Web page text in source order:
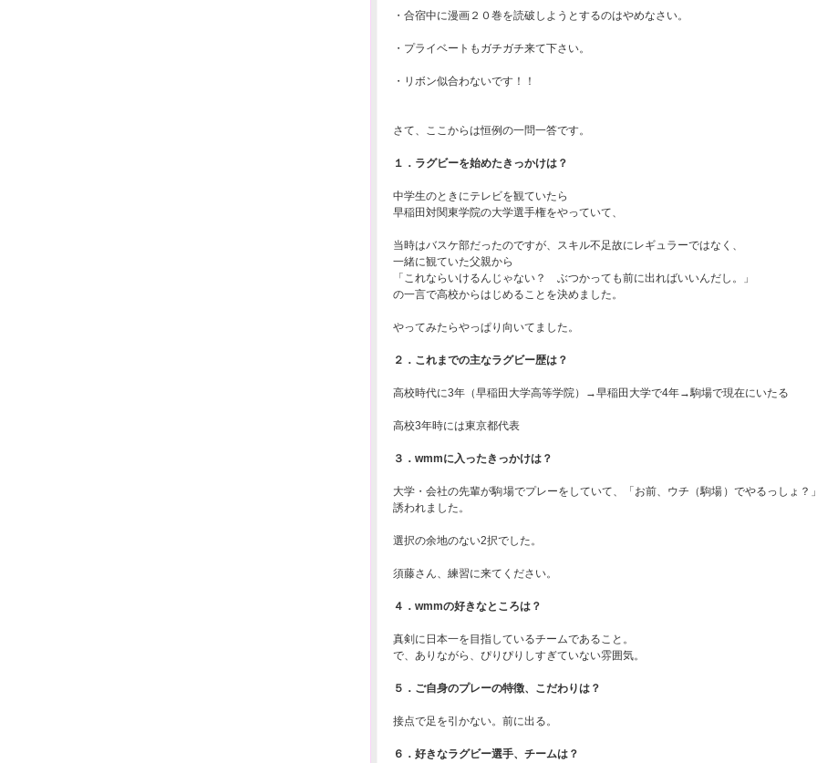
・合宿中に漫画２０巻を読破しようとするのはやめなさい。
・プライベートもガチガチ来て下さい。
・リボン似合わないです！！
さて、ここからは恒例の一問一答です。
１．ラグビーを始めたきっかけは？
中学生のときにテレビを観ていたら
早稲田対関東学院の大学選手権をやっていて、
当時はバスケ部だったのですが、スキル不足故にレギュラーではなく、
一緒に観ていた父親から
「これならいけるんじゃない？ ぶつかっても前に出ればいいんだし。」
の一言で高校からはじめることを決めました。
やってみたらやっぱり向いてました。
２．これまでの主なラグビー歴は？
高校時代に3年（早稲田大学高等学院）→早稲田大学で4年→駒場で現在にいたる
高校3年時には東京都代表
３．wmmに入ったきっかけは？
大学・会社の先輩が駒場でプレーをしていて、「お前、ウチ（駒場）でやるっしょ？
誘われました。
選択の余地のない2択でした。
須藤さん、練習に来てください。
４．wmmの好きなところは？
真剣に日本一を目指しているチームであること。
で、ありながら、ぴりぴりしすぎていない雰囲気。
５．ご自身のプレーの特徴、こだわりは？
接点で足を引かない。前に出る。
６．好きなラグビー選手、チームは？